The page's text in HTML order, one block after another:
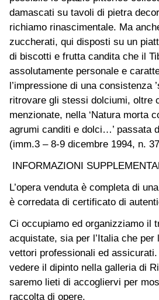
damascati su tavoli di pietra
richiamo rinascimentale. Ma
zuccherati, qui disposti su un
di biscotti e frutta candita che il
assolutamente personale e
l’impressione di una consistenza
ritrovare gli stessi dolciumi, oltre
menzionate, nella ‘Natura morta
agrumi canditi e dolci…’ passata
(imm.3 – 8-9 dicembre 1994, n.
INFORMAZIONI
L’opera venduta è completa di
è corredata di certificato di
Ci occupiamo ed organizziamo il
acquistate, sia per l’Italia che per
vettori professionali ed
vedere il dipinto nella galleria di
saremo lieti di accogliervi per
raccolta di opere.